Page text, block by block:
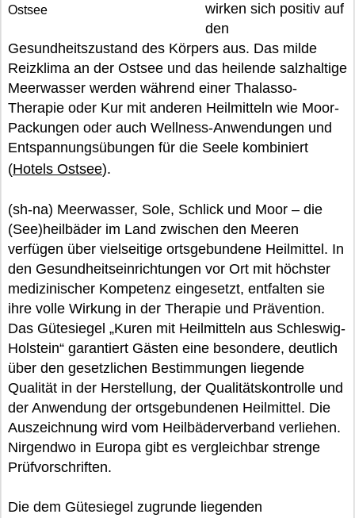
Ostsee
wirken sich positiv auf
den
Gesundheitszustand des Körpers aus. Das milde
Reizklima an der Ostsee und das heilende salzhaltige
Meerwasser werden während einer Thalasso-
Therapie oder Kur mit anderen Heilmitteln wie Moor-
Packungen oder auch Wellness-Anwendungen und
Entspannungsübungen für die Seele kombiniert
(Hotels Ostsee).
(sh-na) Meerwasser, Sole, Schlick und Moor – die
(See)heilbäder im Land zwischen den Meeren
verfügen über vielseitige ortsgebundene Heilmittel. In
den Gesundheitseinrichtungen vor Ort mit höchster
medizinischer Kompetenz eingesetzt, entfalten sie
ihre volle Wirkung in der Therapie und Prävention.
Das Gütesiegel „Kuren mit Heilmitteln aus Schleswig-
Holstein“ garantiert Gästen eine besondere, deutlich
über den gesetzlichen Bestimmungen liegende
Qualität in der Herstellung, der Qualitätskontrolle und
der Anwendung der ortsgebundenen Heilmittel. Die
Auszeichnung wird vom Heilbäderverband verliehen.
Nirgendwo in Europa gibt es vergleichbar strenge
Prüfvorschriften.
Die dem Gütesiegel zugrunde liegenden